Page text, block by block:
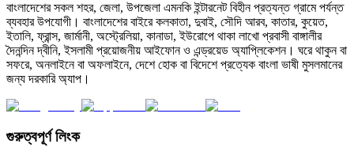
বাংলাদেশের সকল শহর, জেলা, উপজেলা এমনকি ইন্টারনেট বিহীন প্রত্যন্ত গ্রামে পর্যন্ত
ব্যবহার উপযোগী। বাংলাদেশের বাইরে কলকাতা, দুবাই, সৌদি আরব, কাতার, কুয়েত,
ইতালি, ফ্রান্স, জার্মানী, অস্ট্রেলিয়া, কানাডা, ইউরোপে থাকা লাখো প্রবাসী বাঙ্গালীর
দৈনন্দিন দ্বীনি, ইসলামী প্রয়োজনীয় আইফোন ও এন্ড্রয়েড অ্যাপ্লিকেশন। ঘরে থাকুন বা
সফরে, অনলাইনে বা অফলাইনে, দেশে হোক বা বিদেশে প্রত্যেক বাংলা ভাষী মুসলমানের
জন্য দরকারি অ্যাপ।
গুরুত্বপূর্ণ লিংক